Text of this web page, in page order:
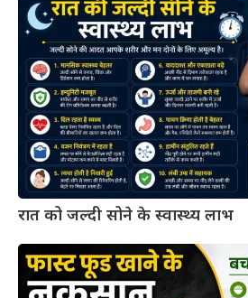
रात को जल्दी सोने के स्वास्थ्य लाभ